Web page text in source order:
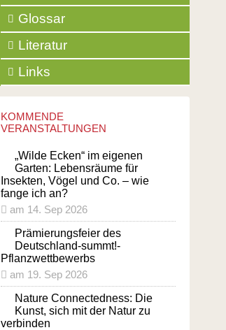
Glossar
Literatur
Links
KOMMENDE
VERANSTALTUNGEN
„Wilde Ecken“ im eigenen
Garten: Lebensräume für
Insekten, Vögel und Co. – wie
fange ich an?
am 14. Sep 2026
Prämierungsfeier des
Deutschland-summt!-
Pflanzwettbewerbs
am 19. Sep 2026
Nature Connectedness: Die
Kunst, sich mit der Natur zu
verbinden